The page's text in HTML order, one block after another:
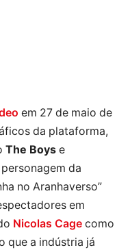
em 27 de maio de
da plataforma,
The Boys e
da
no Aranhaverso”
em
Nicolas Cage como
que a indústria já